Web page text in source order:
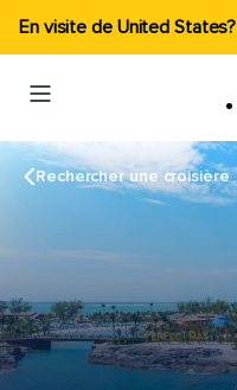
En visite de United States?
Rechercher une croisière